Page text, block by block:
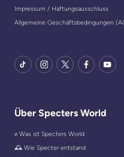
Impressum / Haftungsausschluss
Allgemeine Geschäftsbedingungen
TikTokInstagram
X Facebook
Über Specters World
✊ Was ist Specters World
🕰️ Wie Specter entstand